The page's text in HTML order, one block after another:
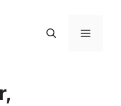
Menu